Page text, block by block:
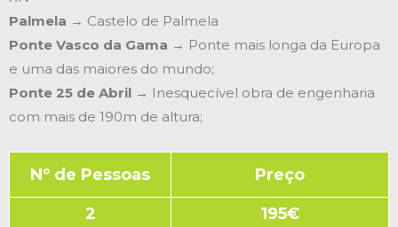
Palmela → Castelo de Palmela
Ponte Vasco da Gama → Ponte mais longa da Europa
e uma das maiores do mundo;
Ponte 25 de Abril → Inesquecível obra de engenharia
com mais de 190m de altura;
Nº de Pessoas
Preço
2
195€